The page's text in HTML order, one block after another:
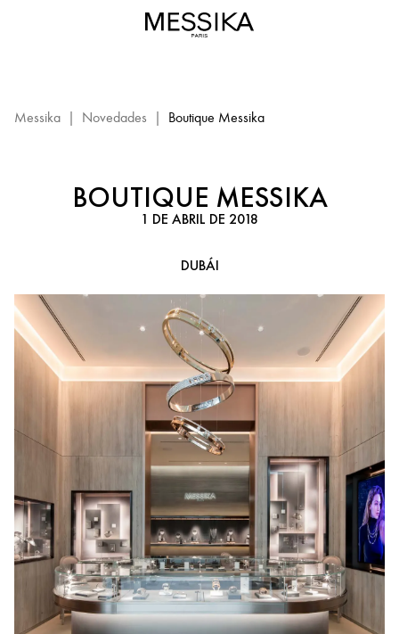
Messika
Messika | Novedades | Boutique Messika
BOUTIQUE MESSIKA
1 DE ABRIL DE 2018
DUBÁI